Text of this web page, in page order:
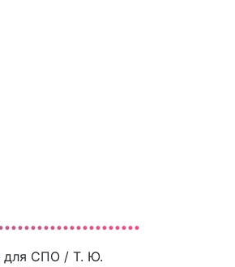
для СПО / Т. Ю.